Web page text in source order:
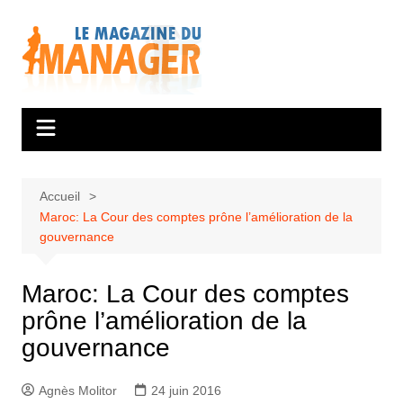
contenu
Accueil
Maroc: La Cour des comptes prône l’amélioration de la
gouvernance
Maroc: La Cour des comptes
prône l’amélioration de la
gouvernance
Agnès Molitor
24 juin 2016